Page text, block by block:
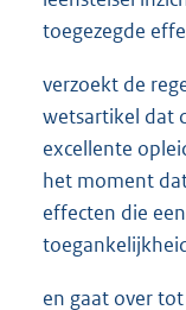
toegezegde
verzoekt de
wetsartikel dat
excellente
het moment
effecten die
en gaat over